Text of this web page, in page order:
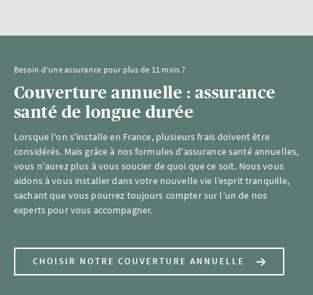
Besoin d’une assurance pour plus de 11 mois ?
Couverture annuelle : assurance
santé de longue durée
Lorsque l'on s'installe en France, plusieurs frais doivent être
considérés. Mais grâce à nos formules d'assurance santé annuelles,
vous n'aurez plus à vous soucier de quoi que ce soit. Nous vous
aidons à vous installer dans votre nouvelle vie l’esprit tranquille,
sachant que vous pourrez toujours compter sur l’un de nos
experts pour vous accompagner.
CHOISIR NOTRE COUVERTURE ANNUELLE